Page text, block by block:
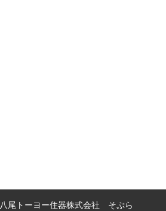
八尾トーヨー住器株式会社 そぷら